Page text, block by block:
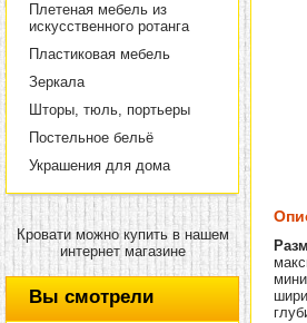
Плетеная мебель из
искусственного ротанга
Пластиковая мебель
Зеркала
Шторы, тюль, портьеры
Постельное бельё
Украшения для дома
Кровати можно купить в нашем
интернет магазине
Вы смотрели